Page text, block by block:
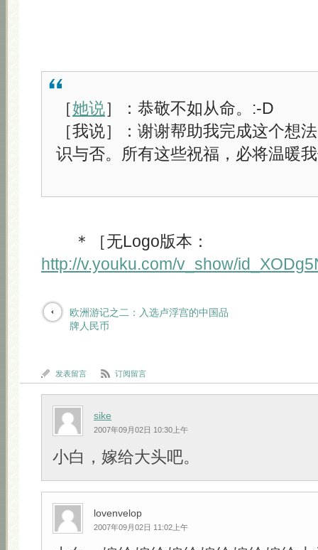
［她说］：恭敬不如从命。:-D
［我说］：谢谢帮助我完成这个想
识与否。所有这些祝福，必将温暖
＊［无Logo版本：
http://v.youku.com/v_show/
欧洲游记之二：入选卢浮宫的中国品
牌人民币
发表留言 订阅留言
sike
2007年09月02日 10:30上午
小白，嫁给大头吧。
lovenvelop
2007年09月02日 11:02上午